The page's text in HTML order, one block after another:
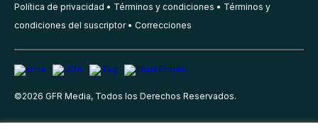
Política de privacidad Términos y condiciones
Términos y
condiciones del suscriptor
Correcciones
©2026 GFR Media, Todos los Derechos Reservados.